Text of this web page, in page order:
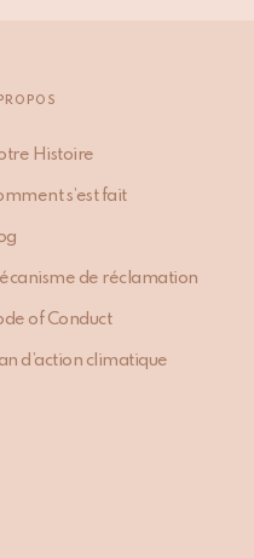
Histoire
s’est fait
de réclamation
of Conduct
d’action climatique